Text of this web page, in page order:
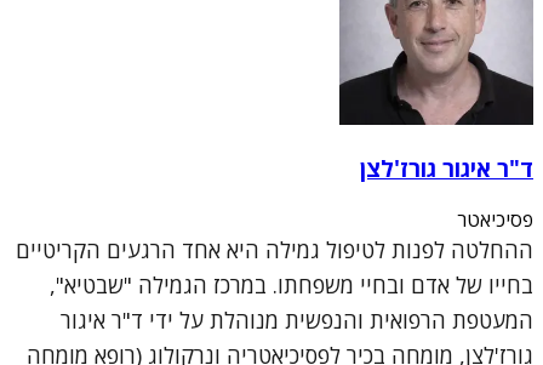
ד"ר איגור גורז'לצן
פסיכיאטר
ההחלטה לפנות לטיפול גמילה היא אחד הרגעים הקריטיים
בחייו של אדם ובחיי משפחתו. במרכז הגמילה "שבטיא",
המעטפת הרפואית והנפשית מנוהלת על ידי ד"ר איגור
גורז'לצן, מומחה בכיר לפסיכיאטריה ונרקולוג (רופא מומחה